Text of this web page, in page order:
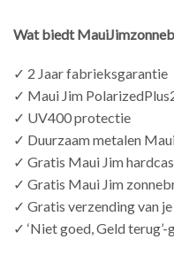
Wat biedt
✓ 2 Jaar fabrieksgarantie
✓ Maui Jim
✓ UV400 protectie
✓ Duurzaam metalen
✓ Gratis Maui Jim
✓ Gratis Maui Jim
✓ Gratis verzending van
✓ ‘Niet goed, Geld